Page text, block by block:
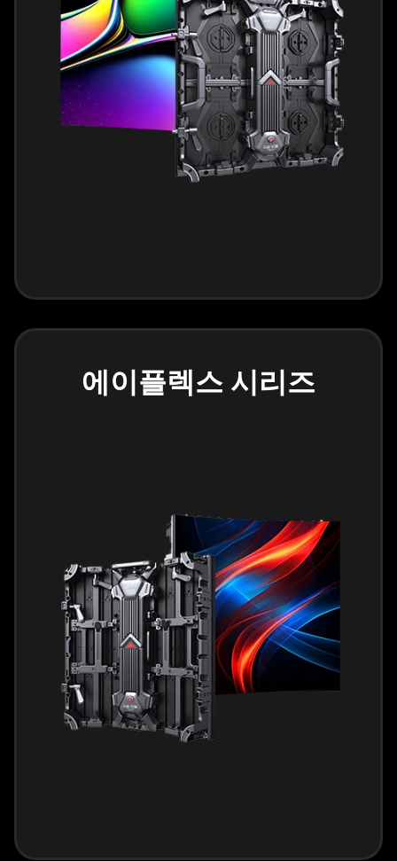
에이플렉스 시리즈